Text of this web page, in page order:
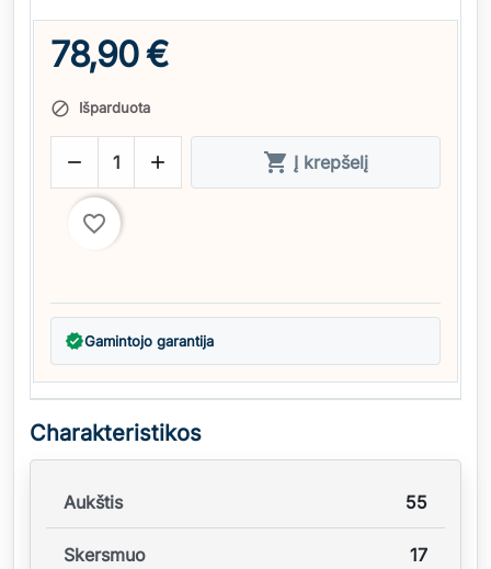
78,90 €
 Išparduota
   Į krepšelį
favorite_border
verifiedGamintojo garantija
Charakteristikos
Aukštis 55
Skersmuo 17